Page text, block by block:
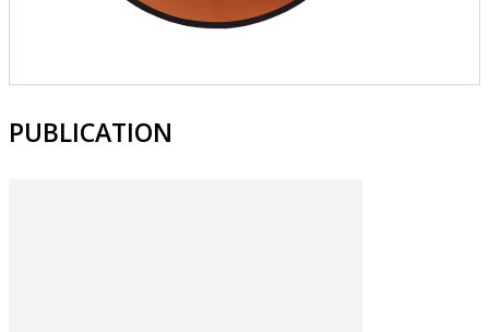
PUBLICATION